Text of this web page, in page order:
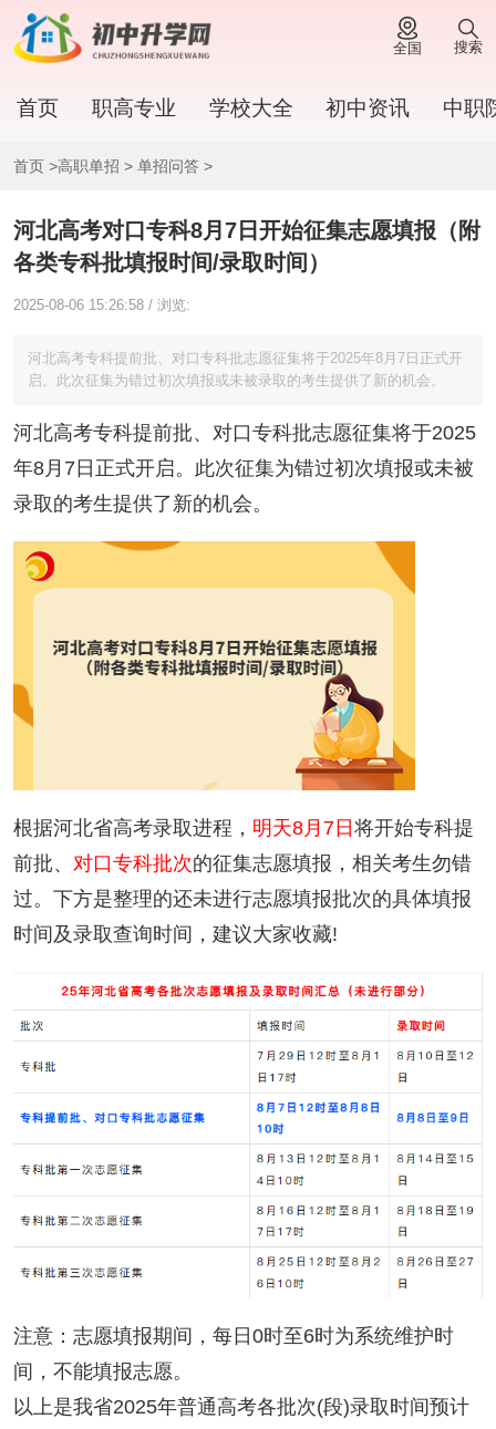
全国 搜索
首页 职高专业 学校大全 初中资讯 中职
首页 >高职单招 > 单招问答>
河北高考对口专科8月7日开始征集志愿填报（附
各类专科批填报时间/录取时间）
2025-08-06 15:26:58 / 浏览:
河北高考专科提前批、对口专科批志愿征集将于2025年8月7日正式开
启。此次征集为错过初次填报或未被录取的考生提供了新的机会。
河北高考专科提前批、对口专科批志愿征集将于2025
年8月7日正式开启。此次征集为错过初次填报或未被
录取的考生提供了新的机会。
根据河北省高考录取进程， 明天8月7日 将开始专科提
前批、 对口专科批次的征集志愿填报，相关考生勿错
过。下方是整理的还未进行志愿填报批次的具体填报
时间及录取查询时间，建议大家收藏!
注意：志愿填报期间，每日0时至6时为系统维护时
间，不能填报志愿。
以上是我省2025年普通高考各批次(段)录取时间预计